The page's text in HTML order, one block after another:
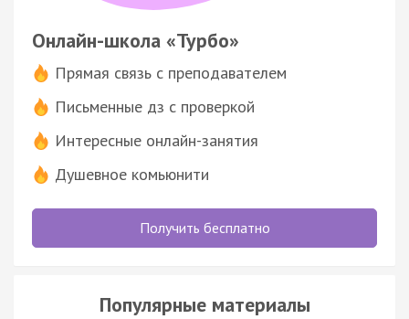
Онлайн-школа «Турбо»
Прямая связь с преподавателем
Письменные дз с проверкой
Интересные онлайн-занятия
Душевное комьюнити
Получить бесплатно
Популярные материалы